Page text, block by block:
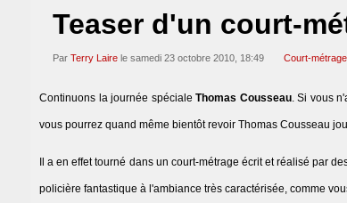
Teaser d'un court-
Par Terry Laire le samedi 23 octobre 2010, 18:49 Court-métrage
Continuons la journée spéciale Thomas Cousseau. Si vous
vous pourrez quand même bientôt revoir Thomas Cousseau
Il a en effet tourné dans un court-métrage écrit et réalisé par
policière fantastique à l'ambiance très caractérisée, comme